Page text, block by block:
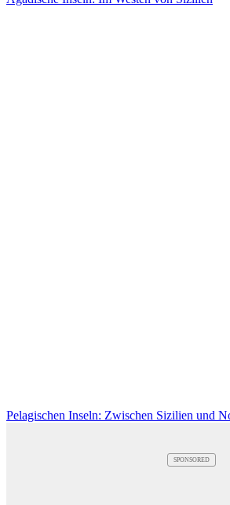
Pelagischen Inseln: Zwischen Sizilien und
SPONSORED